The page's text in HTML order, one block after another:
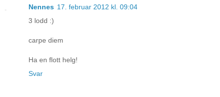
Nennes 17. februar 2012 kl. 09:04
3 lodd :)
carpe diem
Ha en flott helg!
Svar